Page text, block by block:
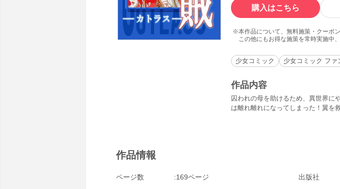
購入はこちら
本作品について、無料施策・クーポ
この他にもお得な施策を常時実施中
少女コミック 少女コミック ファ
作品内容
囚われの母を助けるため、異世界に
は離れ離れになってしまった！翼を
作品情報
ページ数 169ページ 出版社